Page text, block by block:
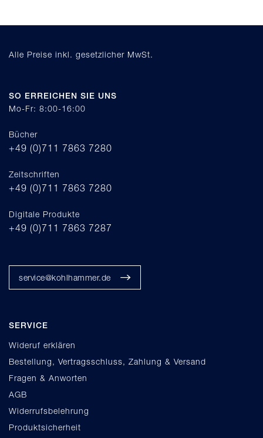
Alle Preise inkl. gesetzlicher MwSt.
SO ERREICHEN SIE UNS
Mo-Fr: 8:00-16:00
Bücher
+49 (0)711 7863 7280
Zeitschriften
+49 (0)711 7863 7280
Digitale Produkte
+49 (0)711 7863 7287
service@kohlhammer.de
SERVICE
Wideruf erklären
Bestellung, Vertragsschluss, Zahlung & Versand
Fragen & Anworten
AGB
Widerrufsbelehrung
Produktsicherheit